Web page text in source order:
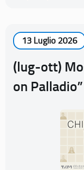
13 Luglio 2026
(lug-ott)
on